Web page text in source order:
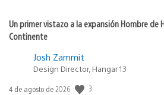
Un primer vistazo a la expansión Hombre de
Continente
Josh Zammit
Design Director, Hangar 13
Fecha
4 de agosto de 2026 3